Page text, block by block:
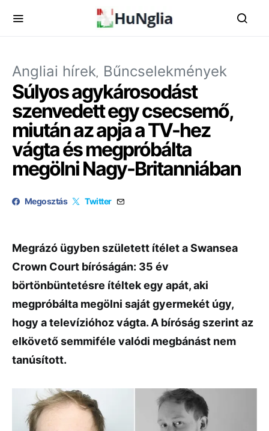
Angliai hírek Bűncselekmények
Súlyos agykárosodást
szenvedett egy csecsemő,
miután az apja a TV-hez
vágta és megpróbálta
megölni Nagy-Britanniában
Megosztás Twitter
Megrázó ügyben született ítélet a Swansea
Crown Court bíróságán: 35 év
börtönbüntetésre ítéltek egy apát, aki
megpróbálta megölni saját gyermekét úgy,
hogy a televízióhoz vágta. A bíróság szerint az
elkövető semmiféle valódi megbánást nem
tanúsított.